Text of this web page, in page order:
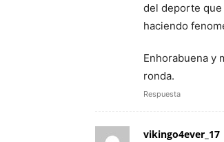
del deporte que
haciendo
Enhorabuena y
ronda.
Respuesta
vikingo4ever_17